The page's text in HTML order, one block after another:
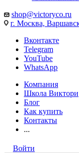
shop@victoryco.ru
г. Москва,
Вконтакте
Telegram
YouTube
WhatsApp
Компания
Школа Виктори
Блог
Как купить
Контакты
...
Войти